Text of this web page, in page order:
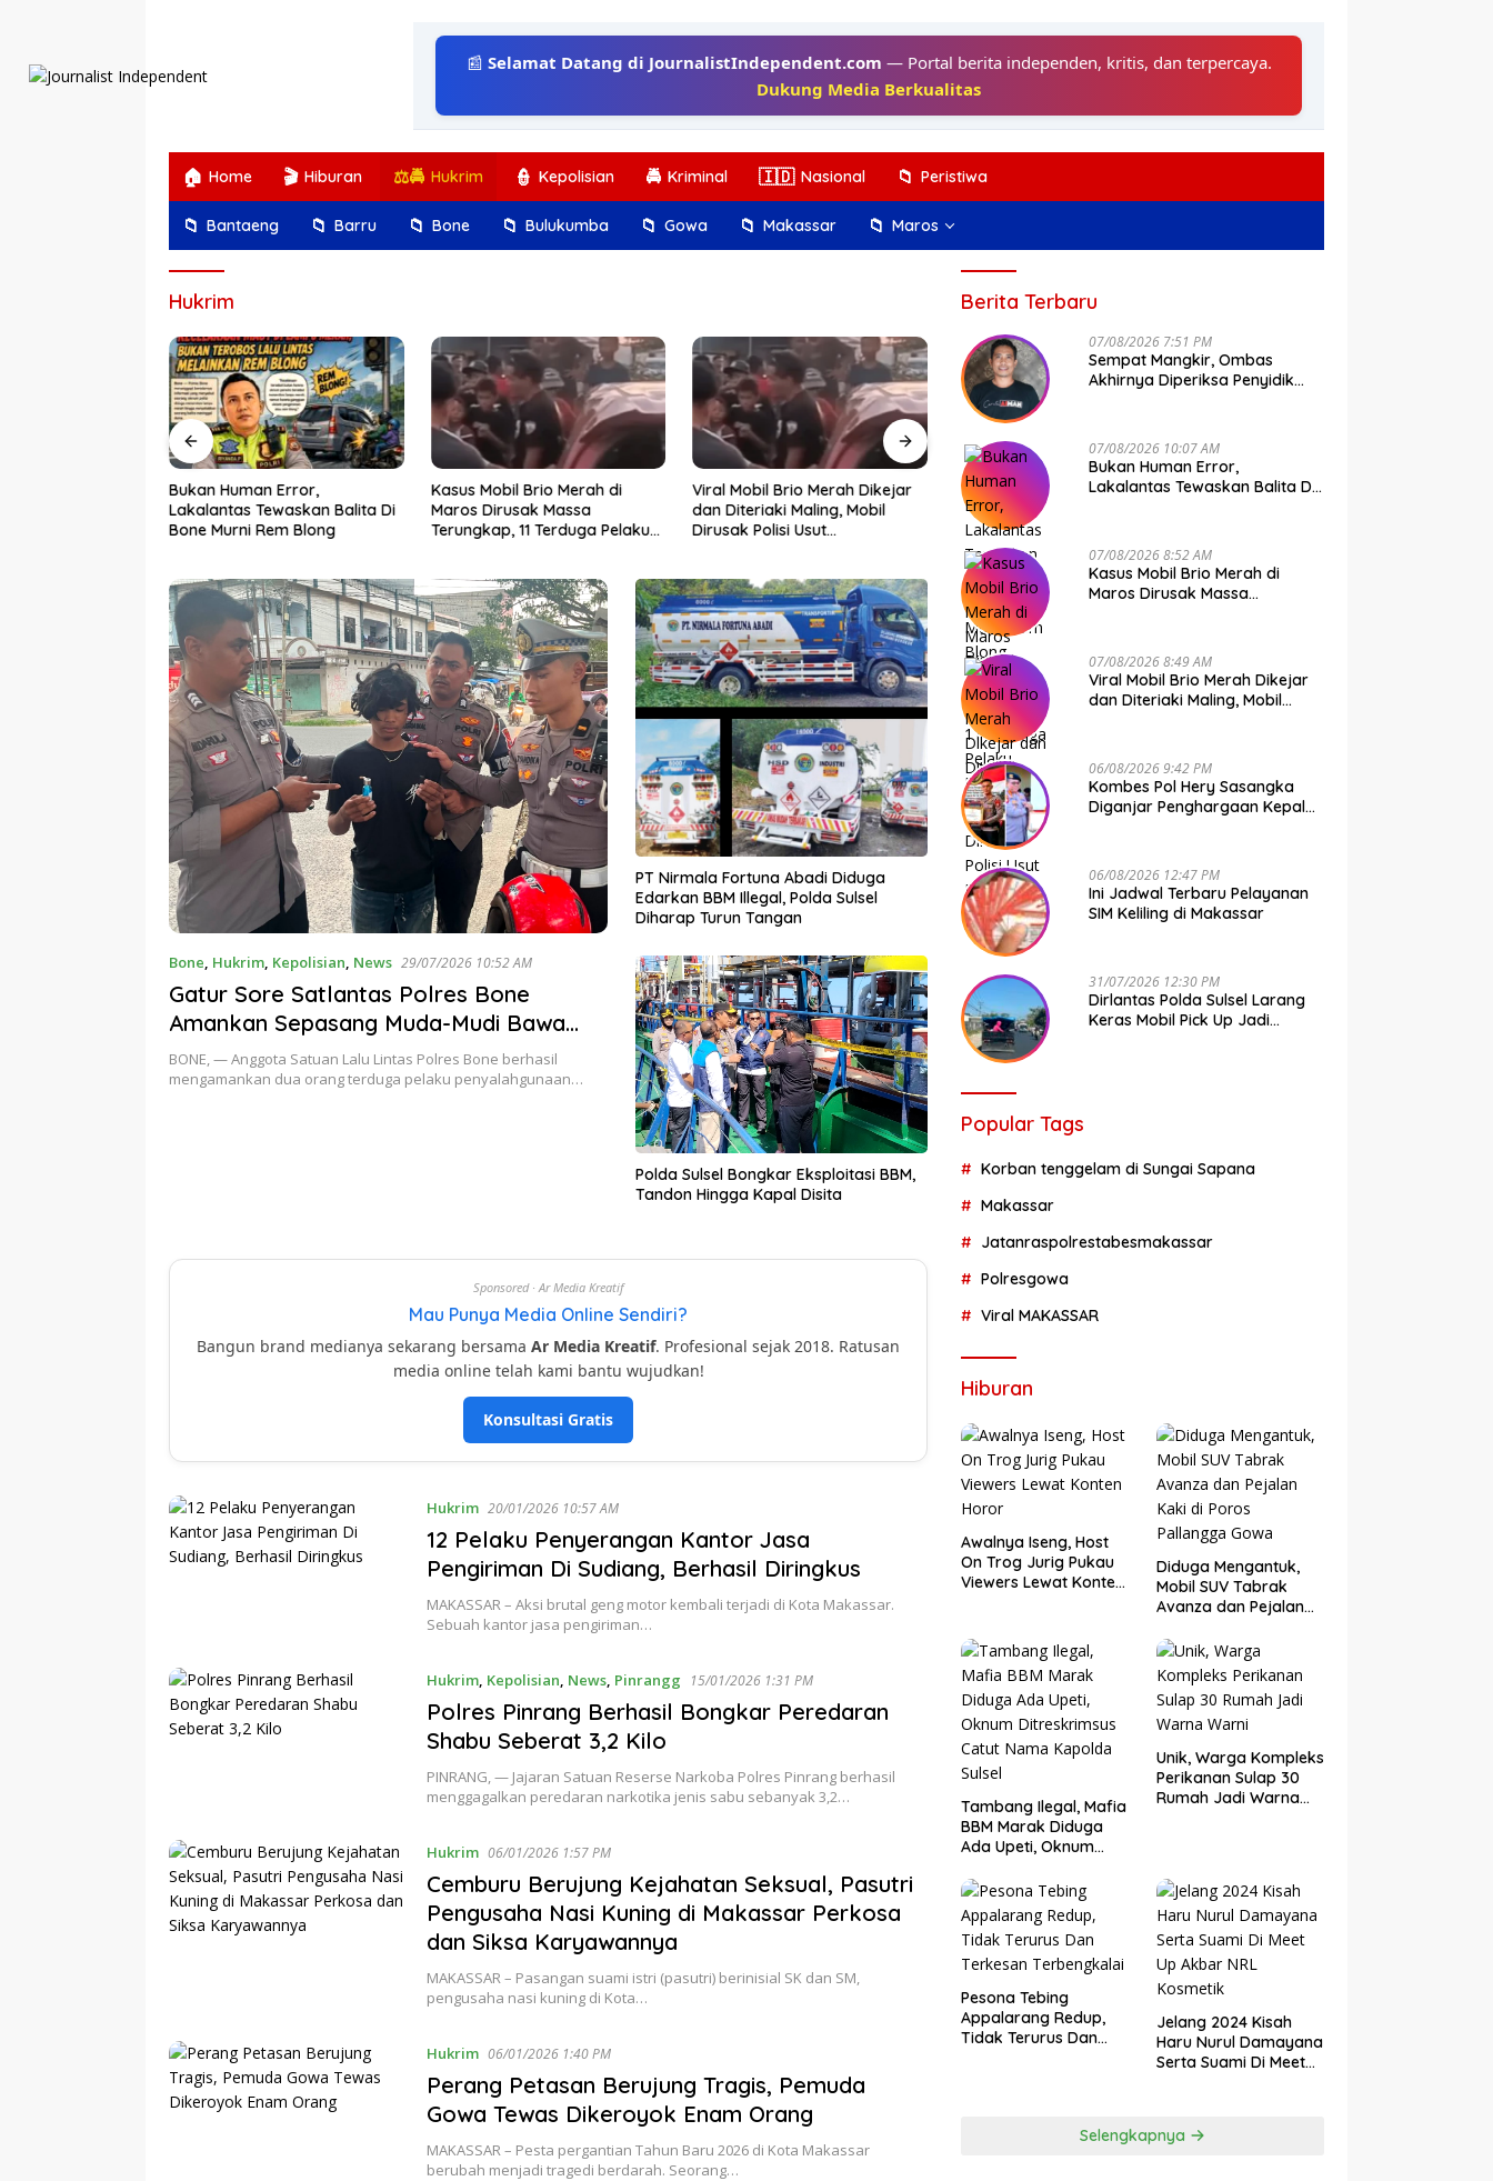
konten
📰 Selamat Datang di JournalistIndependent.com — Portal berita independen, kritis, dan terpercaya.
Dukung Media Berkualitas
🏠 Home 🎬 Hiburan ⚖️🚔 Hukrim 👮 Kepolisian 🚔 Kriminal 🇮🇩 Nasional 📁 Peristiwa
📁 Bantaeng 📁 Barru 📁 Bone 📁 Bulukumba 📁 Gowa 📁 Makassar 📁 Maros
Hukrim
Bukan Human Error,
Lakalantas Tewaskan Balita Di
Bone Murni Rem Blong
Kasus Mobil Brio Merah di
Maros Dirusak Massa
Terungkap, 11 Terduga Pelaku
Viral Mobil Brio Merah Dikejar
dan Diteriaki Maling, Mobil
Dirusak Polisi Usut
Diganjar Penghargaan Kepala
Basarnas Gegara Ini
Bone Hukrim Kepolisian News 29/07/2026 10:52 AM
Gatur Sore Satlantas Polres Bone
Amankan Sepasang Muda-Mudi Bawa
Shabu
BONE, — Anggota Satuan Lalu Lintas Polres Bone berhasil
mengamankan dua orang terduga pelaku penyalahgunaan…
PT Nirmala Fortuna Abadi Diduga
Edarkan BBM Illegal, Polda Sulsel
Diharap Turun Tangan
Polda Sulsel Bongkar Eksploitasi BBM,
Tandon Hingga Kapal Disita
Sponsored · Ar Media Kreatif
Mau Punya Media Online Sendiri?
Bangun brand medianya sekarang bersamaAr Media Kreatif. Profesional sejak 2018. Ratusan
media online telah kami bantu wujudkan!
Konsultasi Gratis
Hukrim 20/01/2026 10:57 AM
12 Pelaku Penyerangan Kantor Jasa
Pengiriman Di Sudiang, Berhasil Diringkus
MAKASSAR – Aksi brutal geng motor kembali terjadi di Kota Makassar.
Sebuah kantor jasa pengiriman…
Hukrim, Kepolisian, News, Pinrangg 15/01/2026 1:31 PM
Polres Pinrang Berhasil Bongkar Peredaran
Shabu Seberat 3,2 Kilo
PINRANG, — Jajaran Satuan Reserse Narkoba Polres Pinrang berhasil
menggagalkan peredaran narkotika jenis sabu sebanyak 3,2…
Hukrim 06/01/2026 1:57 PM
Cemburu Berujung Kejahatan Seksual, Pasutri
Pengusaha Nasi Kuning di Makassar Perkosa
dan Siksa Karyawannya
MAKASSAR – Pasangan suami istri (pasutri) berinisial SK dan SM,
pengusaha nasi kuning di Kota…
Hukrim 06/01/2026 1:40 PM
Perang Petasan Berujung Tragis, Pemuda
Gowa Tewas Dikeroyok Enam Orang
MAKASSAR – Pesta pergantian Tahun Baru 2026 di Kota Makassar
berubah menjadi tragedi berdarah. Seorang…
Berita Terbaru
07/08/2026 7:51 PM
Sempat Mangkir, Ombas
Akhirnya Diperiksa Penyidik
07/08/2026 10:07 AM
Bukan Human Error,
Lakalantas Tewaskan Balita Di
07/08/2026 8:52 AM
Kasus Mobil Brio Merah di
Maros Dirusak Massa
07/08/2026 8:49 AM
Viral Mobil Brio Merah Dikejar
dan Diteriaki Maling, Mobil
06/08/2026 9:42 PM
Kombes Pol Hery Sasangka
Diganjar Penghargaan Kepala
06/08/2026 12:47 PM
Ini Jadwal Terbaru Pelayanan
SIM Keliling di Makassar
31/07/2026 12:30 PM
Dirlantas Polda Sulsel Larang
Keras Mobil Pick Up Jadi
Popular Tags
Korban tenggelam di Sungai Sapana
Makassar
Jatanraspolrestabesmakassar
Polresgowa
Viral MAKASSAR
Hiburan
Awalnya Iseng, Host
On Trog Jurig Pukau
Viewers Lewat Konten
Diduga Mengantuk,
Mobil SUV Tabrak
Avanza dan Pejalan
Pallangga Gowa
Tambang Ilegal, Mafia
BBM Marak Diduga
Ada Upeti, Oknum
Nama Kapolda Sulsel
Unik, Warga Kompleks
Perikanan Sulap 30
Rumah Jadi Warna
Pesona Tebing
Appalarang Redup,
Tidak Terurus Dan
Jelang 2024 Kisah
Haru Nurul Damayana
Serta Suami Di Meet
Selengkapnya